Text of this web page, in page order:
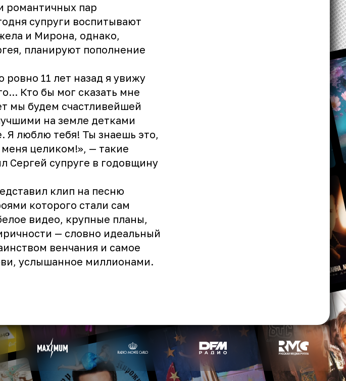
романтичных пар
супруги воспитывают
и Мирона, однако,
планируют пополнение
ровно 11 лет назад я увижу
Кто бы мог сказать мне
мы будем счастливейшей
на земле детками
Я люблю тебя! Ты знаешь это,
целиком!», — такие
Сергей супруге в годовщину
клип на песню
которого стали сам
видео, крупные планы,
— словно идеальный
венчания и самое
услышанное миллионами.